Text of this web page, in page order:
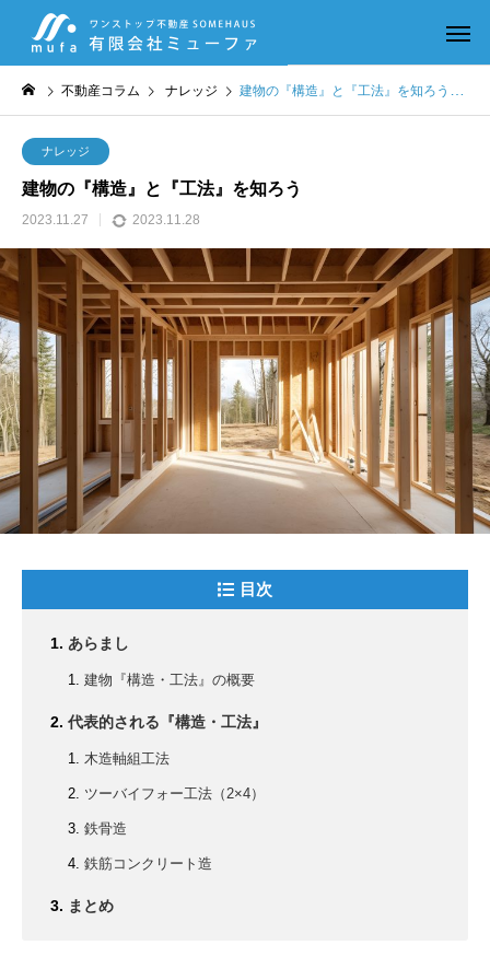
不動産コラム ナレッジ 建物の『構造』と『工法』を知ろう
ナレッジ
建物の『構造』と『工法』を知ろう
2023.11.27 2023.11.28
目次
あらまし
建物『構造・工法』の概要
代表的される『構造・工法』
木造軸組工法
ツーバイフォー工法（2×4）
鉄骨造
鉄筋コンクリート造
まとめ